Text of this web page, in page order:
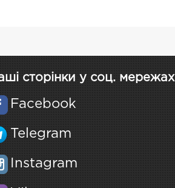
сторінки у соц. мережах
Facebook
Telegram
Instagram